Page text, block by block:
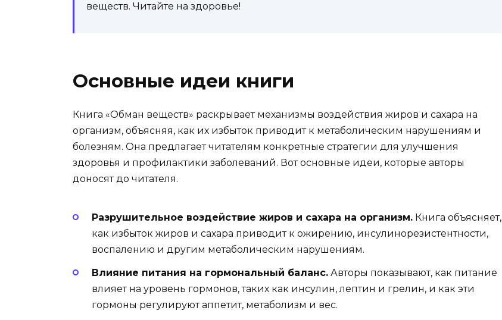
веществ. Читайте на здоровье!
Основные идеи книги
Книга «Обман веществ» раскрывает механизмы воздействия жиров и сахара на
организм, объясняя, как их избыток приводит к метаболическим нарушениям и
болезням. Она предлагает читателям конкретные стратегии для улучшения
здоровья и профилактики заболеваний. Вот основные идеи, которые авторы
доносят до читателя.
Разрушительное воздействие жиров и сахара на организм. Книга объясняет,
как избыток жиров и сахара приводит к ожирению, инсулинорезистентности,
воспалению и другим метаболическим нарушениям.
Влияние питания на гормональный баланс. Авторы показывают, как питание
влияет на уровень гормонов, таких как инсулин, лептин и грелин, и как эти
гормоны регулируют аппетит, метаболизм и вес.